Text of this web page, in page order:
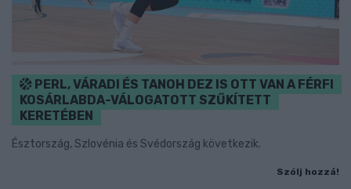
PERL, VÁRADI ÉS TANOH DEZ IS OTT VAN A FÉRFI
KOSÁRLABDA-VÁLOGATOTT SZŰKÍTETT
KERETÉBEN
Észtország, Szlovénia és Svédország következik.
Szólj hozzá!